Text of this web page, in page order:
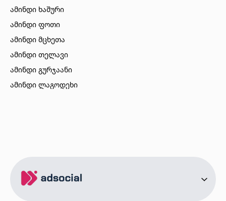
ამინდი ხაშური
ამინდი ფოთი
ამინდი მცხეთა
ამინდი თელავი
ამინდი გურჯაანი
ამინდი ლაგოდეხი
ამინდი ზუგდიდი